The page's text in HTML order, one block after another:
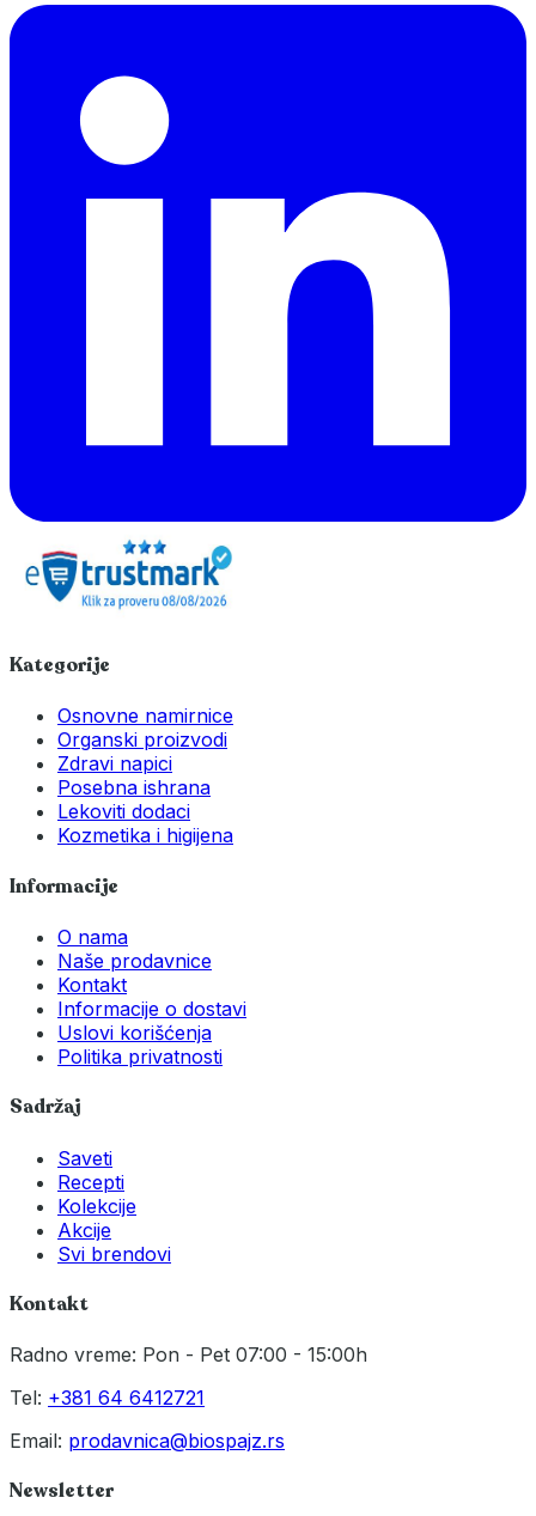
Kategorije
Osnovne namirnice
Organski proizvodi
Zdravi napici
Posebna ishrana
Lekoviti dodaci
Kozmetika i higijena
Informacije
O nama
Naše prodavnice
Kontakt
Informacije o dostavi
Uslovi korišćenja
Politika privatnosti
Sadržaj
Saveti
Recepti
Kolekcije
Akcije
Svi brendovi
Kontakt
Radno vreme: Pon - Pet 07:00 - 15:00h
Tel: +381 64 6412721
Email: prodavnica@biospajz.rs
Newsletter